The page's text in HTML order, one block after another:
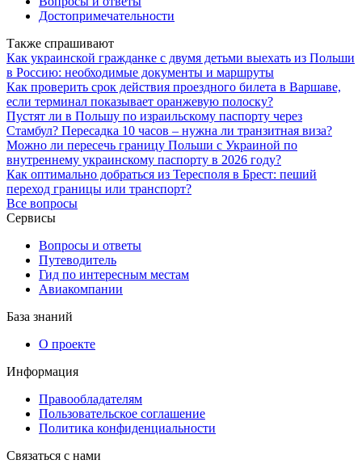
Достопримечательности
Также спрашивают
Как украинской гражданке с двумя детьми выехать из Польши
в Россию: необходимые документы и маршруты
Как проверить срок действия проездного билета в Варшаве,
если терминал показывает оранжевую полоску?
Пустят ли в Польшу по израильскому паспорту через
Стамбул? Пересадка 10 часов – нужна ли транзитная виза?
Можно ли пересечь границу Польши с Украиной по
внутреннему украинскому паспорту в 2026 году?
Как оптимально добраться из Тересполя в Брест: пеший
переход границы или транспорт?
Все вопросы
Сервисы
Вопросы и ответы
Путеводитель
Гид по интересным местам
Авиакомпании
База знаний
О проекте
Информация
Правообладателям
Пользовательское соглашение
Политика конфиденциальности
Связаться с нами